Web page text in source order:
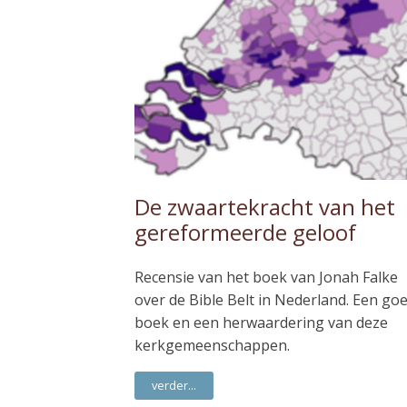
De zwaartekracht van het
gereformeerde geloof
Recensie van het boek van Jonah Falke
over de Bible Belt in Nederland. Een
boek en een herwaardering van deze
kerkgemeenschappen.
verder...